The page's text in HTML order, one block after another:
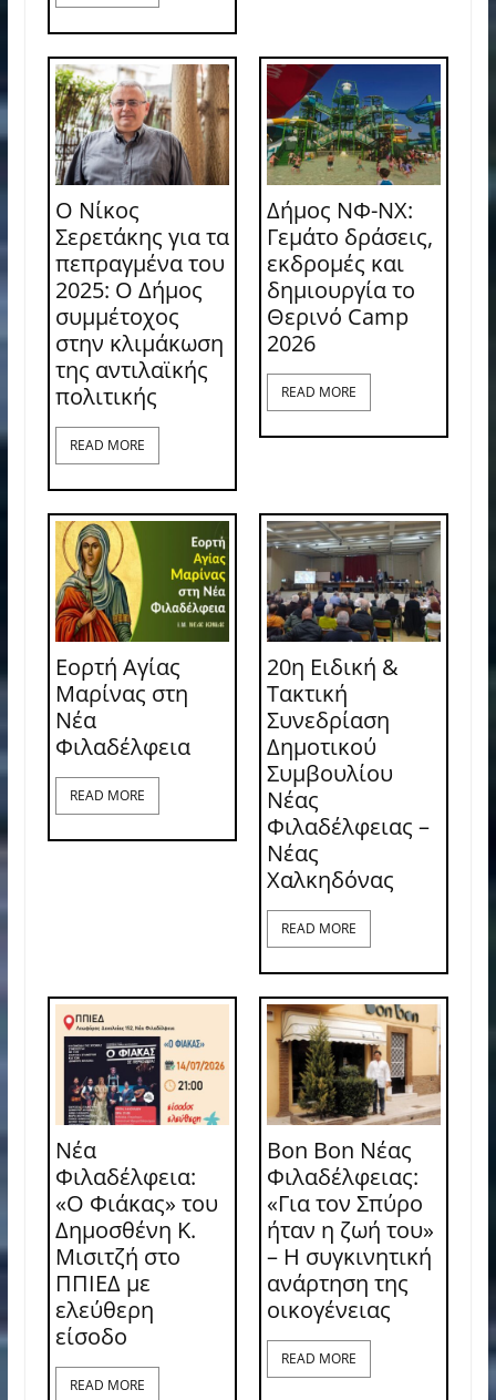
Ο Νίκος
Σερετάκης για τα
πεπραγμένα του
2025: Ο Δήμος
συμμέτοχος
στην κλιμάκωση
της αντιλαϊκής
πολιτικής
READ MORE
Δήμος ΝΦ-ΝΧ:
Γεμάτο δράσεις,
εκδρομές και
δημιουργία το
Θερινό Camp
2026
READ MORE
Εορτή Αγίας
Μαρίνας στη
Νέα
Φιλαδέλφεια
READ MORE
20η Ειδική &
Τακτική
Συνεδρίαση
Δημοτικού
Συμβουλίου
Νέας
Φιλαδέλφειας –
Νέας
Χαλκηδόνας
READ MORE
Νέα
Φιλαδέλφεια:
«Ο Φιάκας» του
Δημοσθένη Κ.
Μισιτζή στο
ΠΠΙΕΔ με
ελεύθερη
είσοδο
READ MORE
Bon Bon Νέας
Φιλαδέλφειας:
«Για τον Σπύρο
ήταν η ζωή του»
– Η συγκινητική
ανάρτηση της
οικογένειας
READ MORE